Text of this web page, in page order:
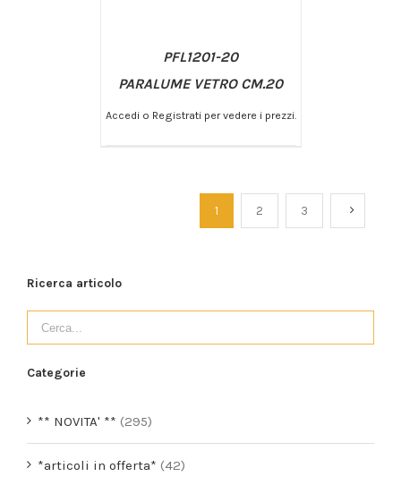
PFL1201-20
PARALUME VETRO CM.20
Accedi o Registrati per vedere i prezzi.
1 2 3
Ricerca articolo
Categorie
** NOVITA' ** (295)
*articoli in offerta* (42)